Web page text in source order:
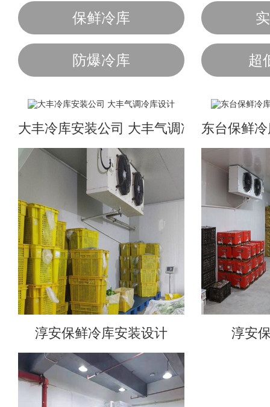
保鲜冷库
防爆冷库 超
大丰冷库安装公司 大丰气调冷库设计
东台保鲜
淳安保鲜冷库安装设计 淳安